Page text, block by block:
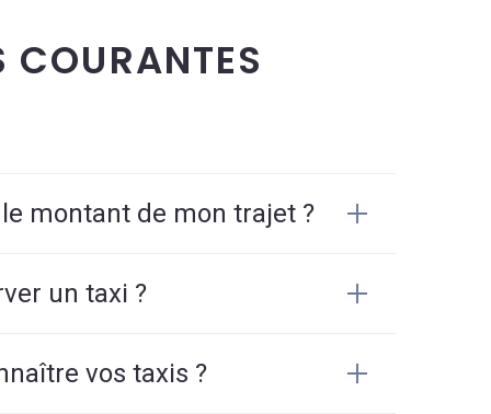
COURANTES
montant de mon trajet ?
un taxi ?
vos taxis ?